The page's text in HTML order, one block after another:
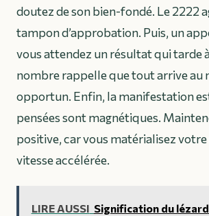
doutez de son bien-fondé. Le 2222
tampon d’approbation. Puis, un
vous attendez un résultat qui tarde
nombre rappelle que tout arrive au
opportun. Enfin, la manifestation
pensées sont magnétiques.
positive, car vous matérialisez votre
vitesse accélérée.
LIRE AUSSI Signification du